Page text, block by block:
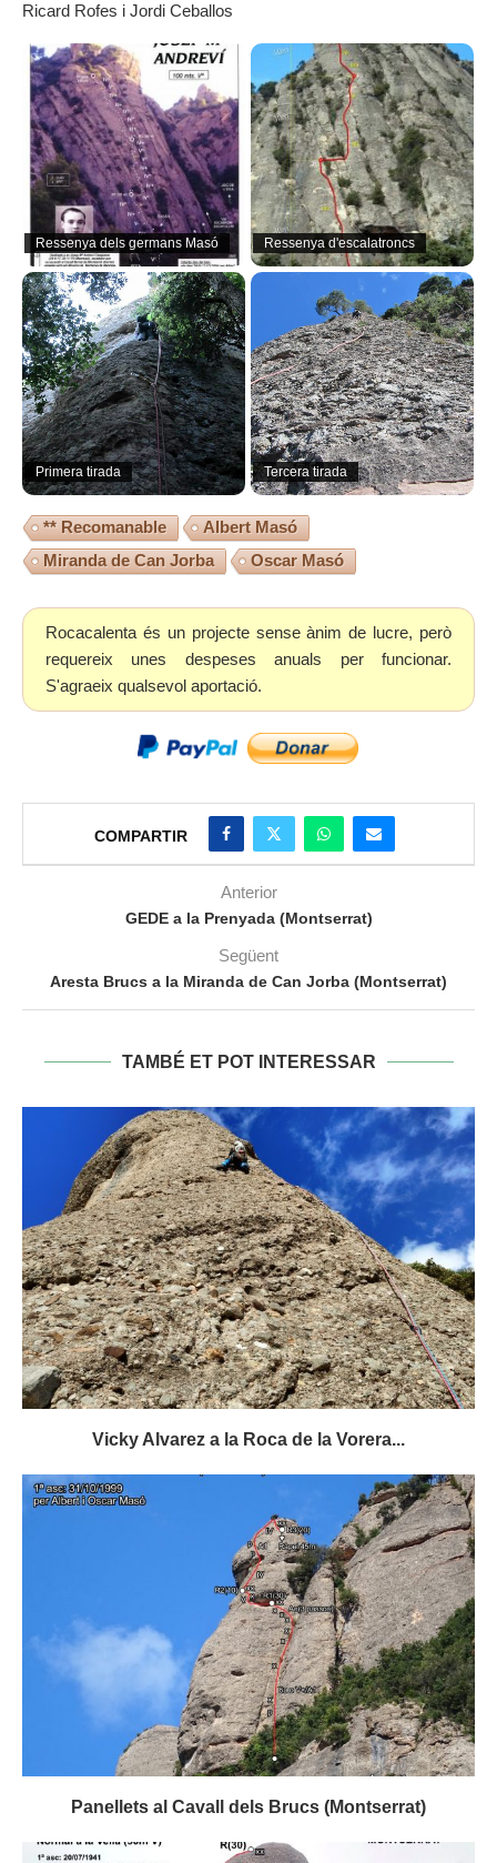
Ricard Rofes i Jordi Ceballos
Ressenya dels germans Masó Ressenya d'escalatroncs
Primera tirada Tercera tirada
** Recomanable
Albert Masó
Miranda de Can Jorba
Oscar Masó
Rocacalenta és un projecte sense ànim de lucre, però
requereix unes despeses anuals per funcionar.
S'agraeix qualsevol aportació.
COMPARTIR
Anterior
GEDE a la Prenyada (Montserrat)
Següent
Aresta Brucs a la Miranda de Can Jorba (Montserrat)
TAMBÉ ET POT INTERESSAR
Vicky Alvarez a la Roca de la Vorera...
Panellets al Cavall dels Brucs (Montserrat)